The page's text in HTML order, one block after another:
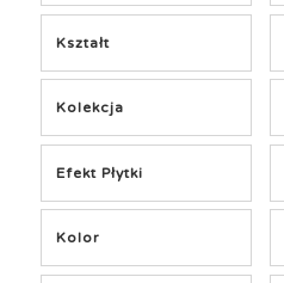
Kształt
Kolekcja
Efekt Płytki
Kolor